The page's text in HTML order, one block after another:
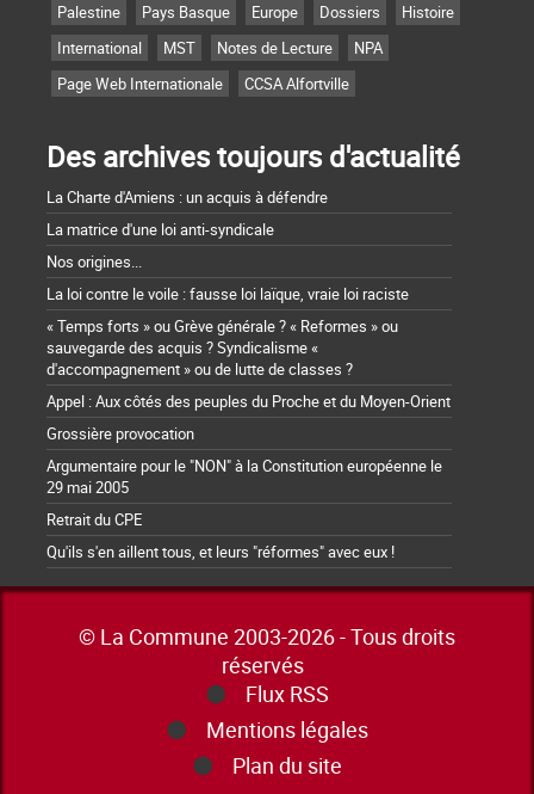
Palestine
Pays Basque Europe Dossiers
Histoire
International
MST Notes de Lecture
NPA
Page Web Internationale
CCSA Alfortville
Des archives toujours d'actualité
La Charte d'Amiens : un acquis à défendre
La matrice d'une loi anti-syndicale
Nos origines...
La loi contre le voile : fausse loi laïque, vraie loi raciste
« Temps forts » ou Grève générale ? « Reformes » ou
sauvegarde des acquis ? Syndicalisme «
d'accompagnement » ou de lutte de classes ?
Appel : Aux côtés des peuples du Proche et du Moyen-Orient
Grossière provocation
Argumentaire pour le "NON" à la Constitution européenne le
29 mai 2005
Retrait du CPE
Qu'ils s'en aillent tous, et leurs "réformes" avec eux !
© La Commune 2003-2026 - Tous droits
réservés
Flux RSS
Mentions légales
Plan du site